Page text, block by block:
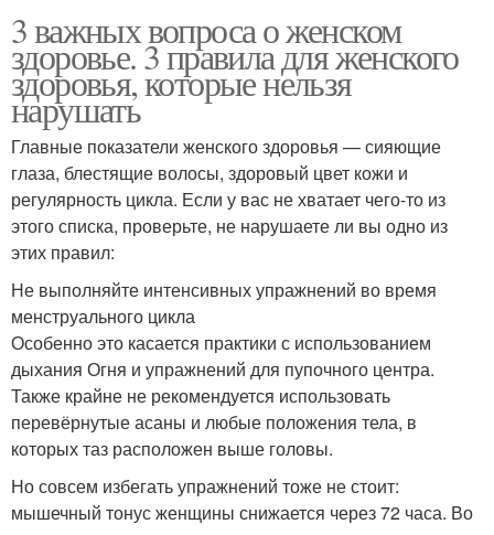
3 важных вопроса о женском
здоровье. 3 правила для женского
здоровья, которые нельзя
нарушать
Главные показатели женского здоровья — сияющие
глаза, блестящие волосы, здоровый цвет кожи и
регулярность цикла. Если у вас не хватает чего-то из
этого списка, проверьте, не нарушаете ли вы одно из
этих правил:
Не выполняйте интенсивных упражнений во время
менструального цикла
Особенно это касается практики с использованием
дыхания Огня и упражнений для пупочного центра.
Также крайне не рекомендуется использовать
перевёрнутые асаны и любые положения тела, в
которых таз расположен выше головы.
Но совсем избегать упражнений тоже не стоит:
мышечный тонус женщины снижается через 72 часа. Во